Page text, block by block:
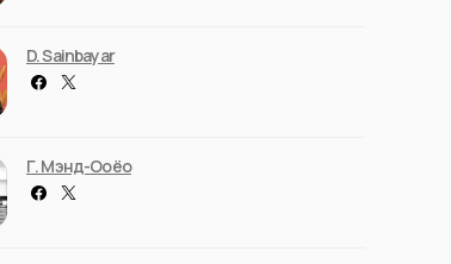
D. Sainbayar
Г. Мэнд-Ооёо